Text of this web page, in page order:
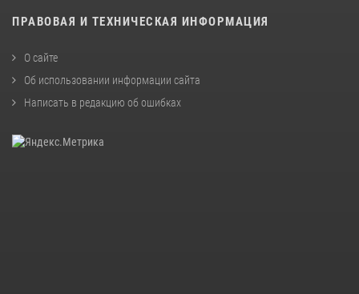
ПРАВОВАЯ И ТЕХНИЧЕСКАЯ ИНФОРМАЦИЯ
О сайте
Об использовании информации сайта
Написать в редакцию об ошибках